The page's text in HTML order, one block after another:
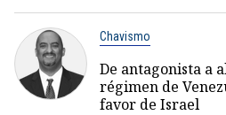
Chavismo
De antagonista a
régimen de
favor de Israel